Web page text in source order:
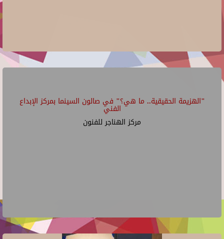
"الهزيمة الحقيقية.. ما هي؟" في صالون السينما بمركز الإبداع
الفني
مركز الهناجر للفنون